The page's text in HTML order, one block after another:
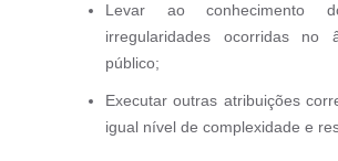
Levar ao
irregularidades ocorridas no
público;
Executar outras atribuições
igual nível de complexidade e